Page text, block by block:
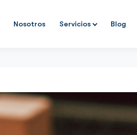
Nosotros Servicios Blog